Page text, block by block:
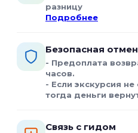
разницу
Подробнее
Безопасная
- Предоплата
часов.
- Если экскурсия не
тогда деньги
Связь с гидом